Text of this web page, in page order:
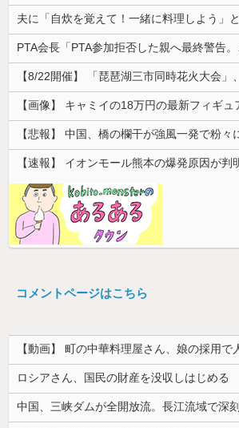
【速報】 イオンモール熊本の爆発原因が判
コメントページはこちら
ロシアさん、国民の財産を没収しはじめる
中国、三峡ダムが全開放流。長江流域で深